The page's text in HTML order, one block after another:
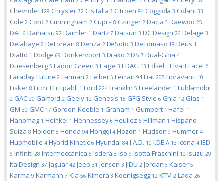
Chevrolet 128 Chrysler 72 Cisitalia 3 Citroen 84 Coggiola 3 Colani 33
Cole 2 Cord 2 Cunningham 2 Cupra 8 Czinger 2 Dacia 5 Daewoo 25
DAF 6 Daihatsu 92 Daimler 1 Dartz 7 Datsun 3 DC Design 26 Delage 3
Delahaye 2 DeLorean 8 Denza 2 DeSoto 3 DeTomaso 18 Deus 1
Diatto 1 Dodge 69 Donkervoort 3 Drako 2 DS 7 Dual-Ghia 4
Duesenberg 5 Eadon Green 3 Eagle 3 EDAG 13 Edsel 1 Elva 1 Facel 2
Faraday Future 2 Farman 2 Felber 6 Ferrari 94 Fiat 205 Fioravanti 10
Fisker 8 Fitch 1 Fittipaldi 1 Ford 224 Franklin 5 Freelander 1 Fuldamobil
2 GAC 20 Garford 2 Geely 12 Genesis 15 GFG Style 6 Ghia 12 Glas 1
GM 30 GMC 17 Gordon-Keeble 1 Graham 1 Gumpert 1 Hafei 1
Hanomag 1 Heinkel 1 Hennessey 6 Heuliez 6 Hillman 1 Hispano
Suiza 8 Holden 8 Honda 94 Hongqi 4 Hozon 1 Hudson 9 Hummer 4
Hupmobile 4 Hybrid Kinetic 6 Hyundai 84 I.A.D. 10 I.DE.A 13 Icona 4 IED
6 Infiniti 28 Intermeccanica 5 Isdera 3 Iso 9 Isotta Fraschini 10 Isuzu 29
ItalDesign 37 Jaguar 42 Jeep 31 Jensen 3 JIDU 2 Jordan 5 Kaiser 5
Karma 9 Karmann 7 Kia 56 Kimera 3 Koenigsegg 12 KTM 2 Lada 26